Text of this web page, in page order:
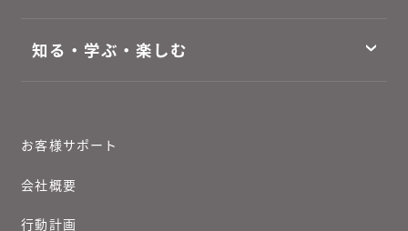
知る・学ぶ・楽しむ
お客様サポート
会社概要
行動計画